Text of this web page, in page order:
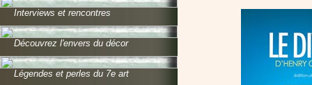
Interviews et rencontres
Découvrez l'envers du décor
Légendes et perles du 7e art